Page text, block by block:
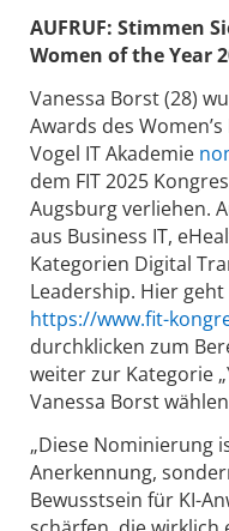
AUFRUF: Stimmen
Women of the Year
Vanessa Borst (28)
Awards des
Vogel IT Akademie
dem FIT 2025
Augsburg verliehen.
aus Business IT,
Kategorien Digital
Leadership. Hier
https://www.fit-
durchklicken zum
weiter zur Kategorie
Vanessa Borst
„Diese Nominierung
Anerkennung,
Bewusstsein für KI-